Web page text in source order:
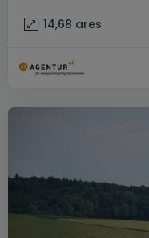
14,68 ares